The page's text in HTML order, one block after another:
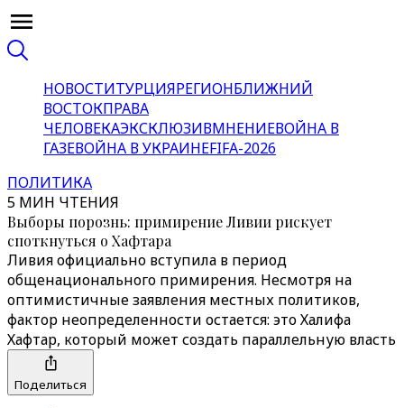
НОВОСТИТУРЦИЯРЕГИОНБЛИЖНИЙ
ВОСТОКПРАВА
ЧЕЛОВЕКАЭКСКЛЮЗИВМНЕНИЕВОЙНА В
ГАЗЕВОЙНА В УКРАИНЕFIFA-2026
ПОЛИТИКА
5 МИН ЧТЕНИЯ
Выборы порознь: примирение Ливии рискует
споткнуться о Хафтара
Ливия официально вступила в период
общенационального примирения. Несмотря на
оптимистичные заявления местных политиков,
фактор неопределенности остается: это Халифа
Хафтар, который может создать параллельную власть
Поделиться